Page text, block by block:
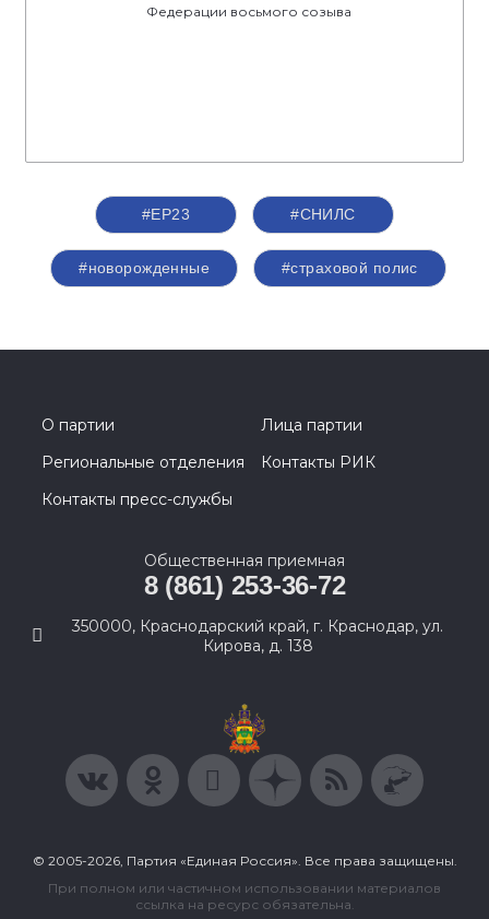
Федерации восьмого созыва
#ЕР23 #СНИЛС
#новорожденные #страховой полис
О партии
Лица партии
Региональные отделения
Контакты РИК
Контакты пресс-службы
Общественная приемная
8 (861) 253-36-72
350000, Краснодарский край, г. Краснодар, ул.
Кирова, д. 138
© 2005-2026, Партия «Единая Россия». Все права защищены.
При полном или частичном использовании материалов
ссылка на ресурс обязательна.